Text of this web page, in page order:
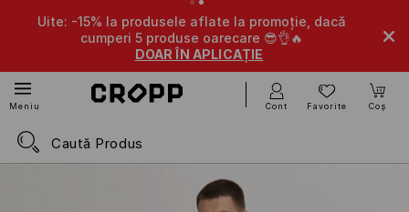
Uite: -15% la produsele aflate la promoție, dacă
cumperi 5 produse oarecare 😎👌🔥
DOAR ÎN APLICAȚIE
Meniu Cont Favorite Coș